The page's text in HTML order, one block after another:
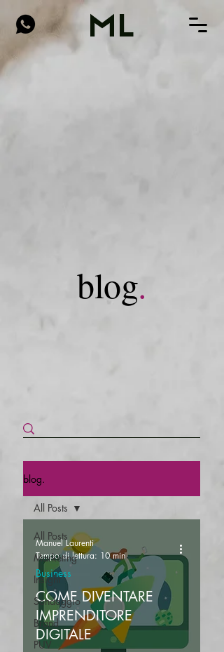
ML
blog.
blog.
All Posts
Marketing
Insight
Sondaggio
Brand
PUV
All Posts
COME DIVENTARE
IMPRENDITORE
DIGITALE
Business
Manuel Laurenti
Tempo di lettura: 10 min